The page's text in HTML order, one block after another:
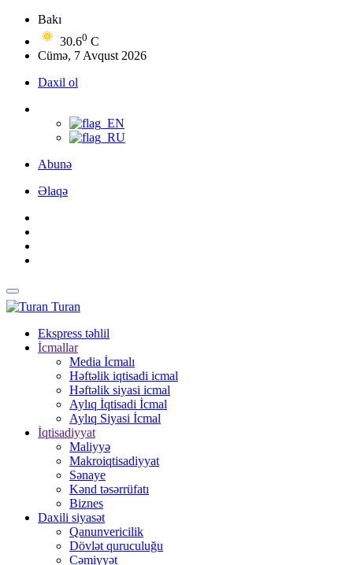
Bakı
30.60 C
Cümə, 7 Avqust 2026
Daxil ol
Abunə
Əlaqə
Turan
Ekspress təhlil
İcmallar
Media İcmalı
Həftəlik iqtisadi icmal
Həftəlik siyasi icmal
Aylıq İqtisadi İcmal
Aylıq Siyasi İcmal
İqtisadiyyat
Maliyyə
Makroiqtisadiyyat
Sənaye
Kənd təsərrüfatı
Biznes
Daxili siyasət
Qanunvericilik
Dövlət quruculuğu
Cəmiyyət